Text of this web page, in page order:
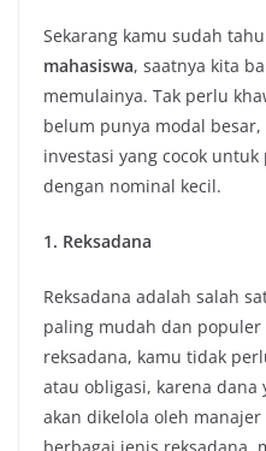
Sekarang kamu sudah
mahasiswa, saatnya kita
memulainya. Tak perlu
belum punya modal
investasi yang cocok
dengan nominal kecil.
1. Reksadana
Reksadana adalah salah
paling mudah dan populer
reksadana, kamu tidak
atau obligasi, karena dana
akan dikelola oleh